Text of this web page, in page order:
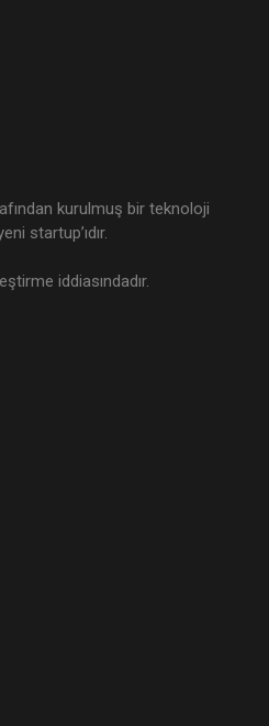
kurulmuş bir teknoloji
startup’ıdır.
iddiasındadır.